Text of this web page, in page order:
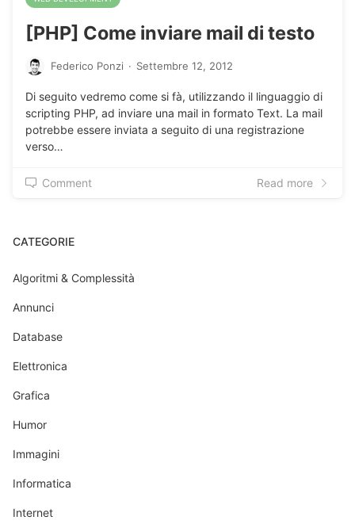
[PHP] Come inviare mail di testo
Federico Ponzi · Settembre 12, 2012
Di seguito vedremo come si fà, utilizzando il linguaggio di
scripting PHP, ad inviare una mail in formato Text. La mail
potrebbe essere inviata a seguito di una registrazione
verso…
Comment Read more
CATEGORIE
Algoritmi & Complessità
Annunci
Database
Elettronica
Grafica
Humor
Immagini
Informatica
Internet